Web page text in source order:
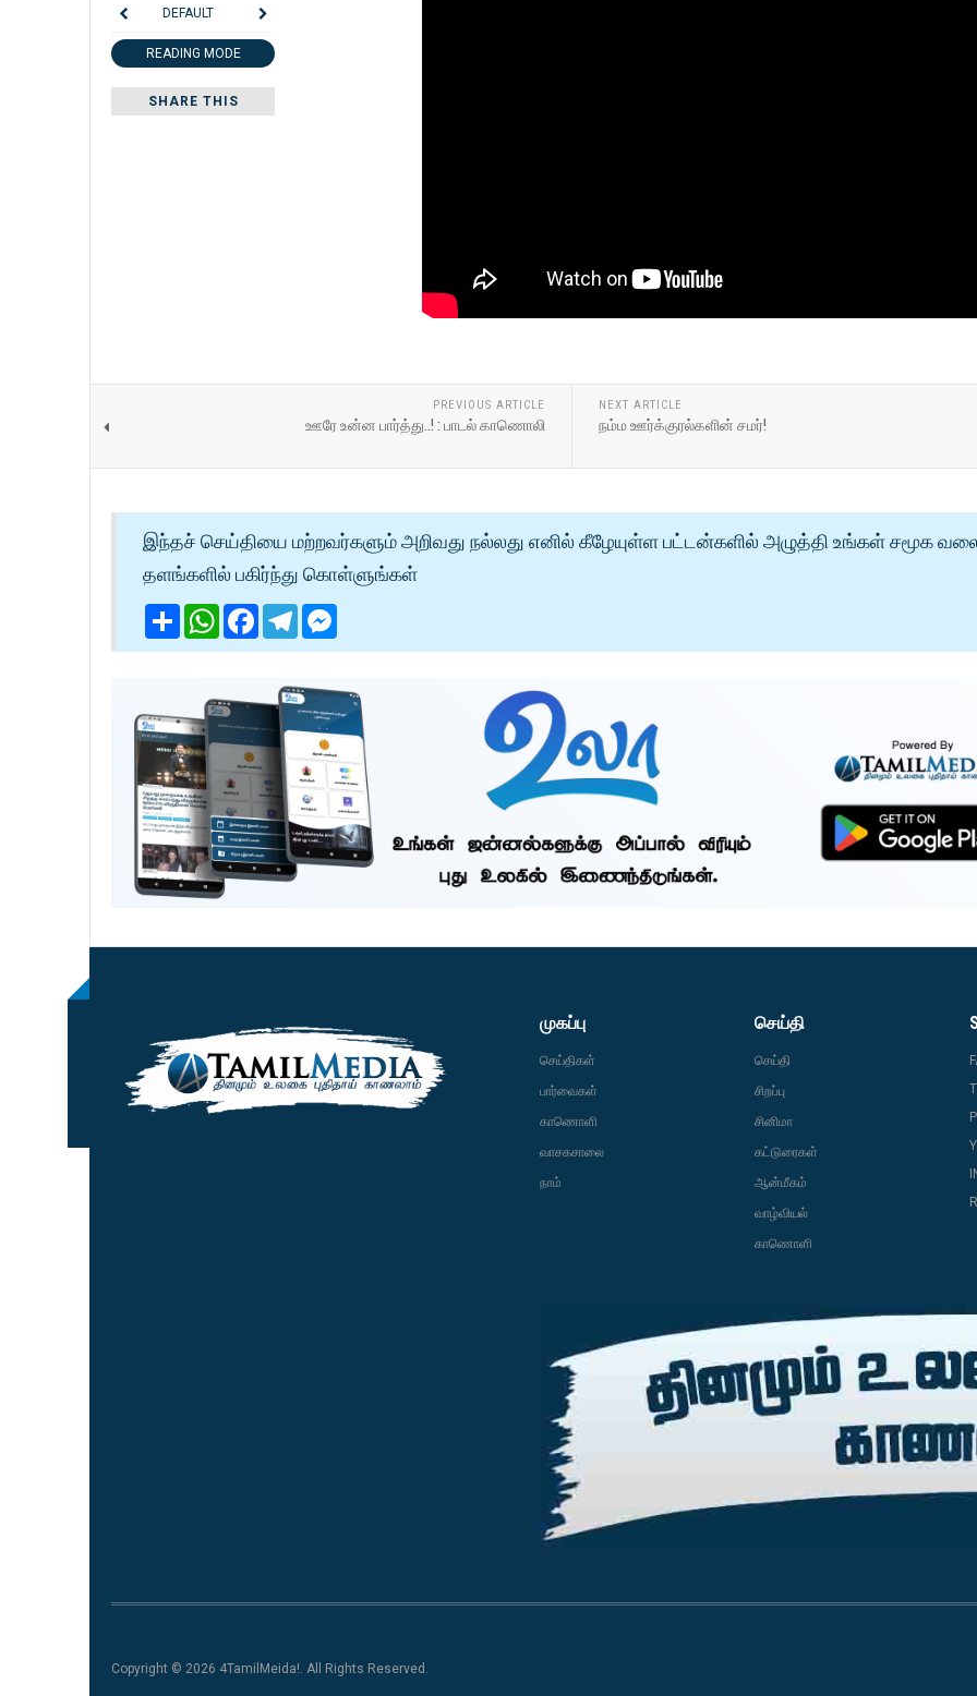
DEFAULT
READING MODE
SHARE THIS
PREVIOUS ARTICLE
ஊரே உன்ன பார்த்து..! : பாடல் காணொலி
NEXT ARTICLE
நம்ம ஊர்க்குரல்களின் சமர்!
இந்தச் செய்தியை மற்றவர்களும் அறிவது நல்லது எனில் கீழேயுள்ள பட்டன்களில் அழுத்தி உங்கள் சமூக
தளங்களில் பகிர்ந்து கொள்ளுங்கள்
ShareWhatsApp
Facebook
Telegram
முகப்பு
செய்திகள்
பார்வைகள்
காணொளி
வாசகசாலை
நாம்
செய்தி
செய்தி
சிறப்பு
சினிமா
கட்டுரைகள்
ஆன்மீகம்
வாழ்வியல்
காணொளி
Copyright © 2026 4TamilMeida!. All Rights Reserved.